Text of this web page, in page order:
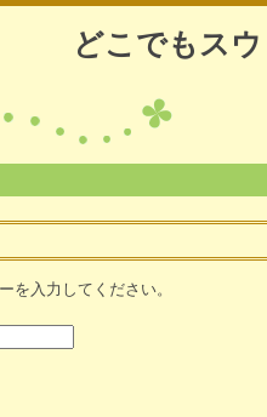
どこでもス
を入力してください。